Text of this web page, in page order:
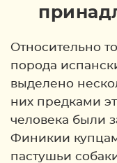
Относительно
порода
выделено
них предками
человека были
Финикии
пастушьи